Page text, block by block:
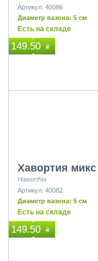
Артикул: 40086
Диаметр вазона: 5 см
Есть на складе
149.50 ₴
Хавортия микс
Haworthia
Артикул: 40082
Диаметр вазона: 5 см
Есть на складе
149.50 ₴